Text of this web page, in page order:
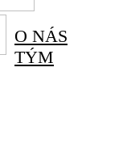
O NÁS
TÝM